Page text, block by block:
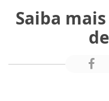
Saiba